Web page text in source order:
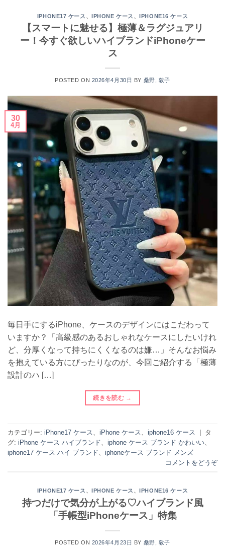
IPHONE17 ケース 、IPHONE ケース 、IPHONE16 ケース
【スマートに魅せる】極薄＆ラグジュアリ
ー！今すぐ欲しいハイブランドiPhoneケー
ス
POSTED ON 2026年4月30日 BY 桑野, 敦子
30
4月
毎日手にするiPhone、ケースのデザインにはこだわって
いますか？「高級感のあるおしゃれなケースにしたいけれ
ど、分厚くなって持ちにくくなるのは嫌…」そんなお悩み
を抱えている方にぴったりなのが、今回ご紹介する「極薄
設計のハ […]
続きを読む →
カテゴリー: iPhone17 ケース iPhone ケース iphone16 ケース |
タ
グ: iPhone ケース ハイブランド iphone ケース ブランド かわいい
iphone17 ケース ハイ ブランド
iphoneケース ブランド メンズ
コメントをどうぞ
IPHONE17 ケース 、 IPHONE ケース 、 IPHONE16 ケース
持つだけで気分が上がる♡ハイブランド風
「手帳型iPhoneケース」特集
POSTED ON 2026年4月23日 BY 桑野, 敦子